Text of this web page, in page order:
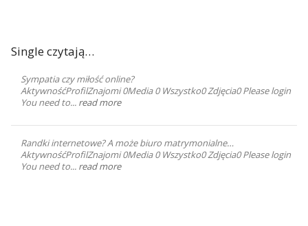
Single czytają…
Sympatia czy miłość online?
AktywnośćProfilZnajomi 0Media 0 Wszystko0 Zdjęcia0 Please login
You need to... read more
Randki internetowe? A może biuro matrymonialne…
AktywnośćProfilZnajomi 0Media 0 Wszystko0 Zdjęcia0 Please login
You need to... read more